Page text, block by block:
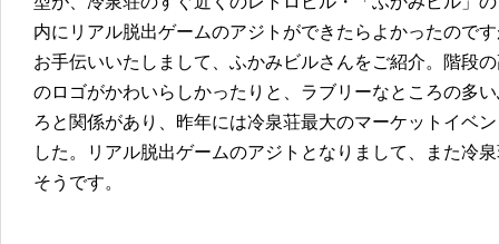
内にリアル脱出ゲームのアジトができたらよかったので
お手伝いいたしまして、ふかみビルさんをご紹介。階段
のロゴがかわいらしかったりと、ラブリーなところの多
ろと関係があり、昨年には冷泉荘最大のマーケットイベ
した。リアル脱出ゲームのアジトとなりまして、また冷
そうです。